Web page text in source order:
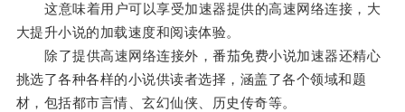
这意味着用户可以享受加速器提供的高速网络连接，大
大提升小说的加载速度和阅读体验。
除了提供高速网络连接外，番茄免费小说加速器还精心
挑选了各种各样的小说供读者选择，涵盖了各个领域和题
材，包括都市言情、玄幻仙侠、历史传奇等。